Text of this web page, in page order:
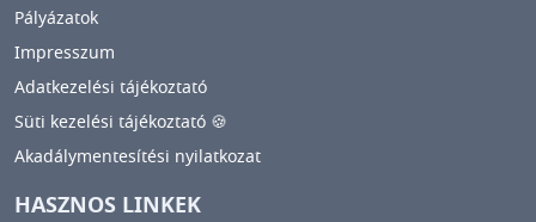
Pályázatok
Impresszum
Adatkezelési tájékoztató
Süti kezelési tájékoztató 🍪
Akadálymentesítési nyilatkozat
HASZNOS LINKEK